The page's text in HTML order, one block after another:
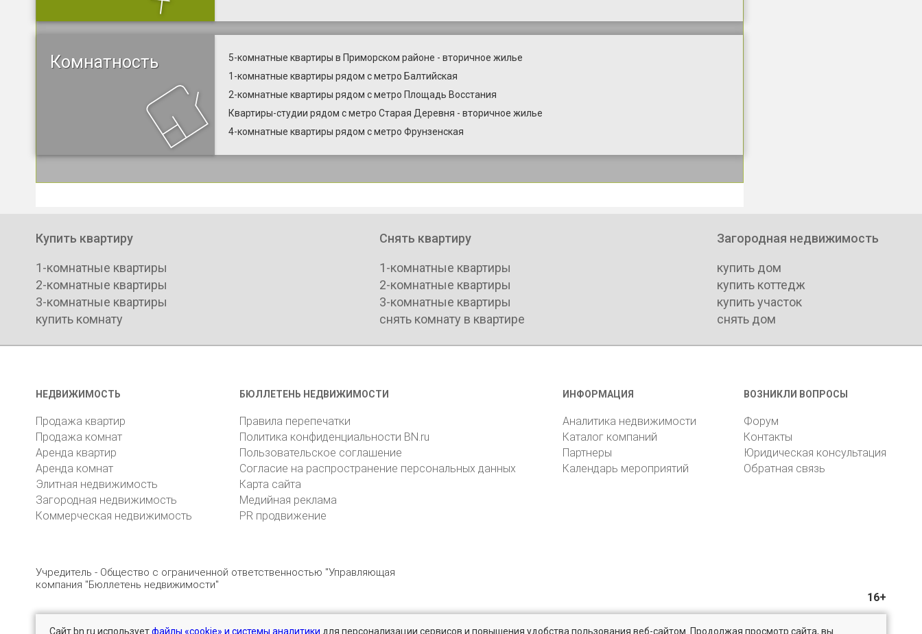
Комнатность
5-комнатные квартиры в Приморском районе - вторичное жилье
1-комнатные квартиры рядом с метро Балтийская
2-комнатные квартиры рядом с метро Площадь Восстания
Квартиры-студии рядом с метро Старая Деревня - вторичное жилье
4-комнатные квартиры рядом с метро Фрунзенская
Купить квартиру
1-комнатные квартиры
2-комнатные квартиры
3-комнатные квартиры
купить комнату
Снять квартиру
1-комнатные квартиры
2-комнатные квартиры
3-комнатные квартиры
снять комнату в квартире
Загородная недвижимость
купить дом
купить коттедж
купить участок
снять дом
НЕДВИЖИМОСТЬ
Продажа квартир
Продажа комнат
Аренда квартир
Аренда комнат
Элитная недвижимость
Загородная недвижимость
Коммерческая недвижимость
БЮЛЛЕТЕНЬ НЕДВИЖИМОСТИ
Правила перепечатки
Политика конфиденциальности BN.ru
Пользовательское соглашение
Согласие на распространение персональных данных
Карта сайта
Медийная реклама
PR продвижение
ИНФОРМАЦИЯ
Аналитика недвижимости
Каталог компаний
Партнеры
Календарь мероприятий
ВОЗНИКЛИ ВОПРОСЫ
Форум
Контакты
Юридическая консультация
Обратная связь
Учредитель - Общество с ограниченной ответственностью "Управляющая
компания "Бюллетень недвижимости"
16+
Сайт bn.ru используетфайлы «cookie» и системы аналитики для персонализации сервисов и повышения удобства пользования веб-сайтом. Продолжая просмотр сайта, вы